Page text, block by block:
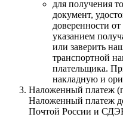
для получения
документ,
доверенности
указанием
или заверить
транспортной
плательщика.
накладную и
Наложенный платеж
Наложенный платеж
Почтой России и